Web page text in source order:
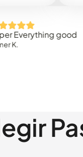
good